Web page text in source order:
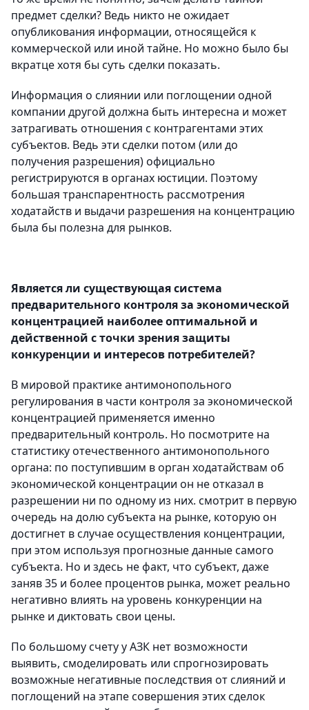
предмет сделки? Ведь никто не ожидает
опубликования информации, относящейся к
коммерческой или иной тайне. Но можно было бы
вкратце хотя бы суть сделки показать.
Информация о слиянии или поглощении одной
компании другой должна быть интересна и может
затрагивать отношения с контрагентами этих
субъектов. Ведь эти сделки потом (или до
получения разрешения) официально
регистрируются в органах юстиции. Поэтому
большая транспарентность рассмотрения
ходатайств и выдачи разрешения на концентрацию
была бы полезна для рынков.
Является ли существующая система
предварительного контроля за экономической
концентрацией наиболее оптимальной и
действенной с точки зрения защиты
конкуренции и интересов потребителей?
В мировой практике антимонопольного
регулирования в части контроля за экономической
концентрацией применяется именно
предварительный контроль. Но посмотрите на
статистику отечественного антимонопольного
органа: по поступившим в орган ходатайствам об
экономической концентрации он не отказал в
разрешении ни по одному из них. смотрит в первую
очередь на долю субъекта на рынке, которую он
достигнет в случае осуществления концентрации,
при этом используя прогнозные данные самого
субъекта. Но и здесь не факт, что субъект, даже
заняв 35 и более процентов рынка, может реально
негативно влиять на уровень конкуренции на
рынке и диктовать свои цены.
По большому счету у АЗК нет возможности
выявить, смоделировать или спрогнозировать
возможные негативные последствия от слияний и
поглощений на этапе совершения этих сделок